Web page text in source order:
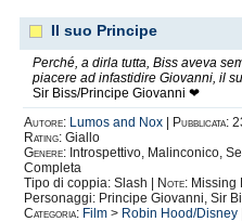
Il suo Principe
Perché, a dirla tutta, Biss aveva
piacere ad infastidire Giovanni, il
Sir Biss/Principe Giovanni ❤
Autore: Lumos and Nox Pubblicata:
Rating: Giallo
Genere: Introspettivo, Malinconico,
Completa
Tipo di coppia: Slash |
Note: Missing
Personaggi: Principe Giovanni, Sir
Categoria: Film > Robin Hood/Disney